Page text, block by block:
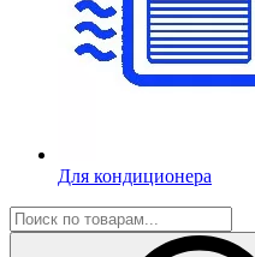
Для кондиционера